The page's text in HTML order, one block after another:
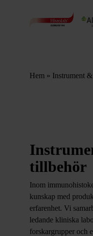
Hem » Instrument
tillbehör
Inom
kunskap med
erfarenhet. Vi
ledande kliniska
forskargrupper och